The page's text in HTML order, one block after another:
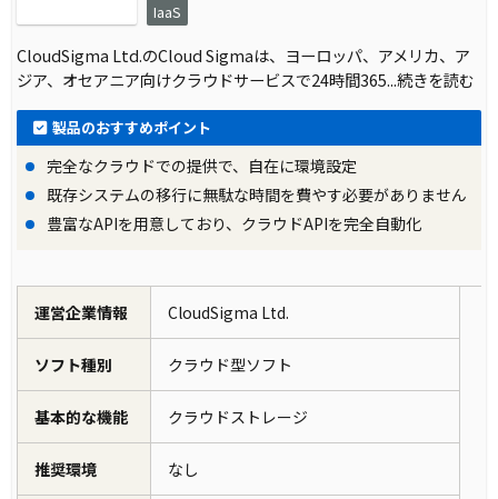
IaaS
CloudSigma Ltd.のCloud Sigmaは、ヨーロッパ、アメリカ、ア
ジア、オセアニア向けクラウドサービスで24時間365...続きを読む
製品のおすすめポイント
完全なクラウドでの提供で、自在に環境設定
既存システムの移行に無駄な時間を費やす必要がありません
豊富なAPIを用意しており、クラウドAPIを完全自動化
運営企業情報 CloudSigma Ltd.
ソフト種別 クラウド型ソフト
基本的な機能 クラウドストレージ
推奨環境 なし